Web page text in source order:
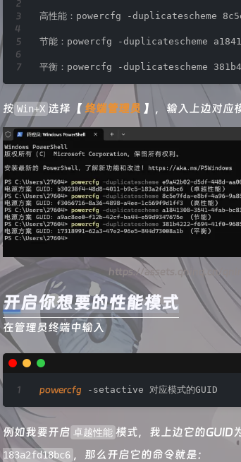
高性能：powercfg -duplicatescheme
节能：powercfg -duplicatescheme
平衡：powercfg -duplicatescheme
按 Win+X ​选择【 终端管理员 】，输入上边对应
https://assets.qninq.cn/
开启你想要的性能模式
在管理员终端中输入
powercfg -setactive 对应模式的GUID
例如我要开启 卓越性能 模式，我上边它的GUID
183a2fd18bc6 ​，那么开启它的命令就是：